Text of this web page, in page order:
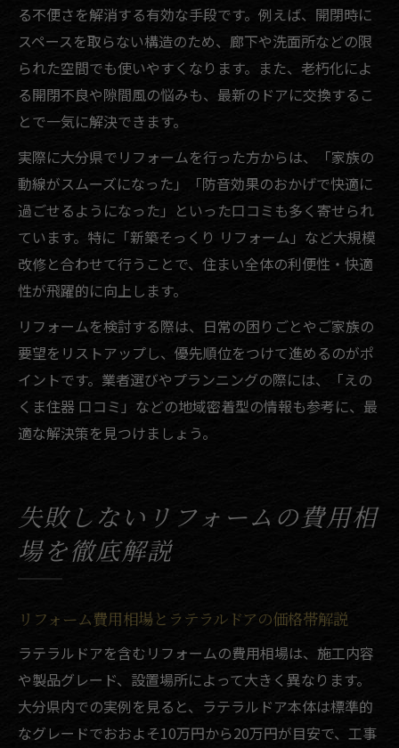
る不便さを解消する有効な手段です。例えば、開閉時に
スペースを取らない構造のため、廊下や洗面所などの限
られた空間でも使いやすくなります。また、老朽化によ
る開閉不良や隙間風の悩みも、最新のドアに交換するこ
とで一気に解決できます。
実際に大分県でリフォームを行った方からは、「家族の
動線がスムーズになった」「防音効果のおかげで快適に
過ごせるようになった」といった口コミも多く寄せられ
ています。特に「新築そっくり リフォーム」など大規模
改修と合わせて行うことで、住まい全体の利便性・快適
性が飛躍的に向上します。
リフォームを検討する際は、日常の困りごとやご家族の
要望をリストアップし、優先順位をつけて進めるのがポ
イントです。業者選びやプランニングの際には、「えの
くま住器 口コミ」などの地域密着型の情報も参考に、最
適な解決策を見つけましょう。
失敗しないリフォームの費用相
場を徹底解説
リフォーム費用相場とラテラルドアの価格帯解説
ラテラルドアを含むリフォームの費用相場は、施工内容
や製品グレード、設置場所によって大きく異なります。
大分県内での実例を見ると、ラテラルドア本体は標準的
なグレードでおおよそ10万円から20万円が目安で、工事